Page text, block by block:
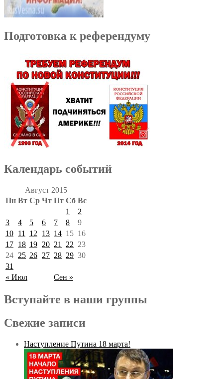
Подготовка к референдуму
Календарь событий
Август 2015
Пн Вт Ср Чт Пт Сб Вс
« Июл Сен »
1
2
3
4 5 6 7 8
9
10 11 12 13 14 15 16
17 18 19 20 21 22 23
24 25 26 27 28 29 30
31
Вступайте в наши группы
Свежие записи
Наступление Путина 18 марта!